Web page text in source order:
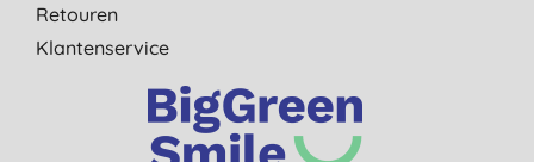
Retouren
Klantenservice